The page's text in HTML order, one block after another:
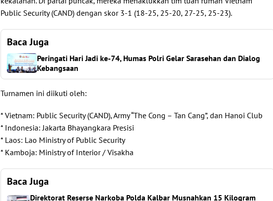
Public Security (CAND) dengan skor 3-1 (18-25, 25-20, 27-25, 25-23).
Baca Juga
Peringati Hari Jadi ke-74, Humas Polri Gelar Sarasehan dan Dialog
Kebangsaan
Turnamen ini diikuti oleh:
* Vietnam: Public Security (CAND), Army “The Cong – Tan Cang”, dan Hanoi Club
* Indonesia: Jakarta Bhayangkara Presisi
* Laos: Lao Ministry of Public Security
* Kamboja: Ministry of Interior / Visakha
Baca Juga
Direktorat Reserse Narkoba Polda Kalbar Musnahkan 15 Kilogram